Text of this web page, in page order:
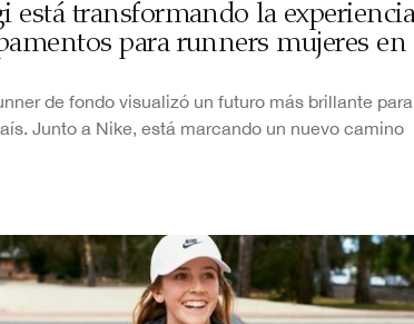
está transformando la
para runners mujeres en
de fondo visualizó un futuro más brillante para
Junto a Nike, está marcando un nuevo camino